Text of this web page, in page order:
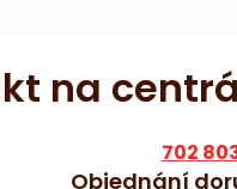
na
702
Objednání